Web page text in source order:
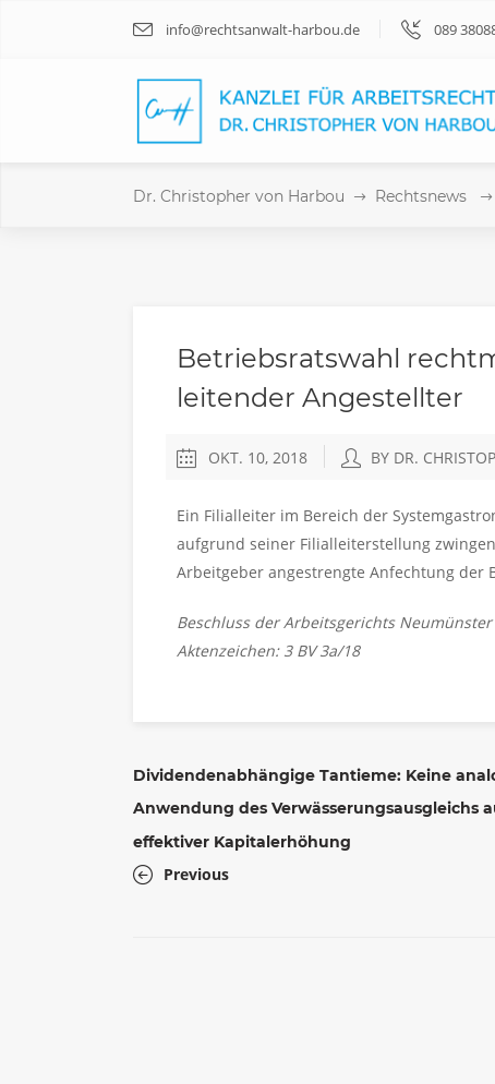
info@rechtsanwalt-harbou.de 089
Dr. Christopher von Harbou Rechtsnews
Betriebsratswahl
leitender Angestellter
OKT. 10, 2018 BY DR.
Ein Filialleiter im Bereich der
aufgrund seiner Filialleiterstellung
Arbeitgeber angestrengte Anfechtung der
Beschluss der Arbeitsgerichts Neumünster
Aktenzeichen: 3 BV 3a/18
Dividendenabhängige Tantieme: Keine
Anwendung des Verwässerungsausgleichs
effektiver Kapitalerhöhung
Previous